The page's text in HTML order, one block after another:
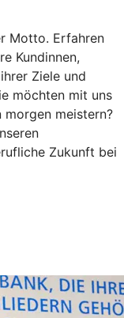
Motto. Erfahren
Kundinnen,
Ziele und
möchten mit uns
morgen meistern?
Zukunft bei